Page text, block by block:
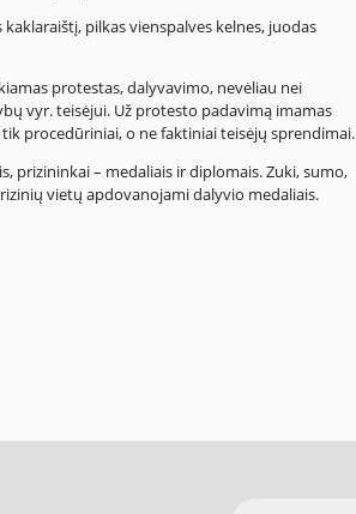
pilkas vienspalves kelnes, juodas
protestas, dalyvavimo, nevėliau nei
vyr. teisėjui. Už protesto padavimą imamas
procedūriniai, o ne faktiniai teisėjų sprendimai.
prizininkai – medaliais ir diplomais. Zuki, sumo,
vietų apdovanojami dalyvio medaliais.